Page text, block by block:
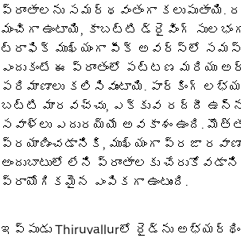
ప్రాంతాలను సమర్థవంతంగా కలుపుతాయి.
మంచిగా ఉంటాయి, కాబట్టి డ్రైవింగ్ సులభంగా
ట్రాఫిక్ ముఖ్యంగా పీక్ అవర్స్‌లో
ఎందుకంటే ఈ ప్రాంతంలో పట్టణ
పరిమాణాలు కలిసివుంటాయి. పార్కింగ్
బట్టి మారవచ్చు, ఎక్కువ రద్దీ
సవాళ్లు ఎదురయ్యే అవకాశం ఉంది.
ప్రయాణించడానికి, ముఖ్యంగా ప్రజా
అందుబాటులో లేని ప్రాంతాలకు
ప్రాయోగికమైన ఎంపికగా ఉంటుంది.
ఇప్పుడు Thiruvallurలో రైడ్‌ను